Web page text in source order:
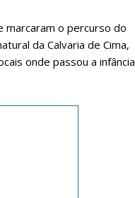
marcaram o percurso do
da Calvaria de Cima,
onde passou a infância